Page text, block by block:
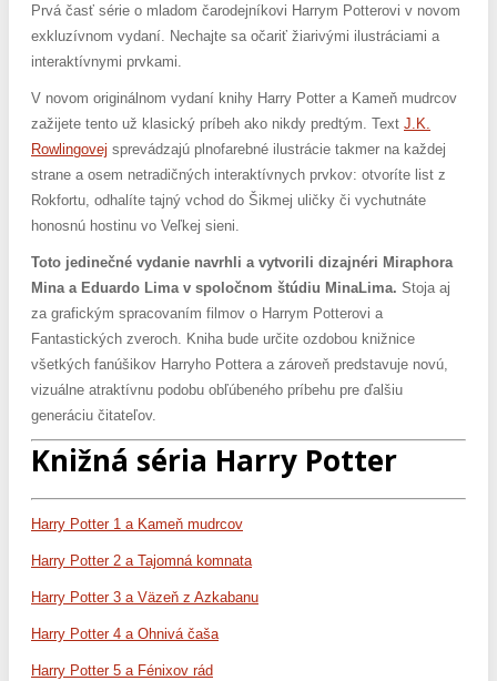
Prvá časť série o mladom čarodejníkovi Harrym Potterovi v novom
exkluzívnom vydaní. Nechajte sa očariť žiarivými ilustráciami a
interaktívnymi prvkami.
V novom originálnom vydaní knihy Harry Potter a Kameň mudrcov
zažijete tento už klasický príbeh ako nikdy predtým. Text J.K.
Rowlingovej sprevádzajú plnofarebné ilustrácie takmer na každej
strane a osem netradičných interaktívnych prvkov: otvoríte list z
Rokfortu, odhalíte tajný vchod do Šikmej uličky či vychutnáte
honosnú hostinu vo Veľkej sieni.
Toto jedinečné vydanie navrhli a vytvorili dizajnéri Miraphora
Mina a Eduardo Lima v spoločnom štúdiu MinaLima. Stoja aj
za grafickým spracovaním filmov o Harrym Potterovi a
Fantastických zveroch. Kniha bude určite ozdobou knižnice
všetkých fanúšikov Harryho Pottera a zároveň predstavuje novú,
vizuálne atraktívnu podobu obľúbeného príbehu pre ďalšiu
generáciu čitateľov.
Knižná séria Harry Potter
Harry Potter 1 a Kameň mudrcov
Harry Potter 2 a Tajomná komnata
Harry Potter 3 a Väzeň z Azkabanu
Harry Potter 4 a Ohnivá čaša
Harry Potter 5 a Fénixov rád